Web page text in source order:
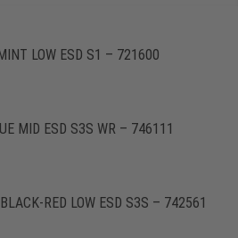
LOW ESD S1 – 721600
MID ESD S3S WR – 746111
RED LOW ESD S3S – 742561